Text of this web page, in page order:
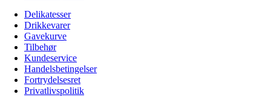
Delikatesser
Drikkevarer
Gavekurve
Tilbehør
Kundeservice
Handelsbetingelser
Fortrydelsesret
Privatlivspolitik